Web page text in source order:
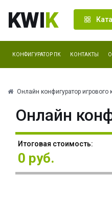
KWIK
КОНФИГУРАТОР ПК КОНТАКТЫ
Онлайн конфигуратор игрового
Онлайн
Итоговая стоимость:
0 руб.